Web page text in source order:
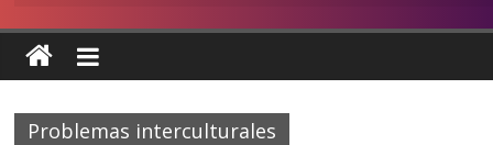
Problemas interculturales